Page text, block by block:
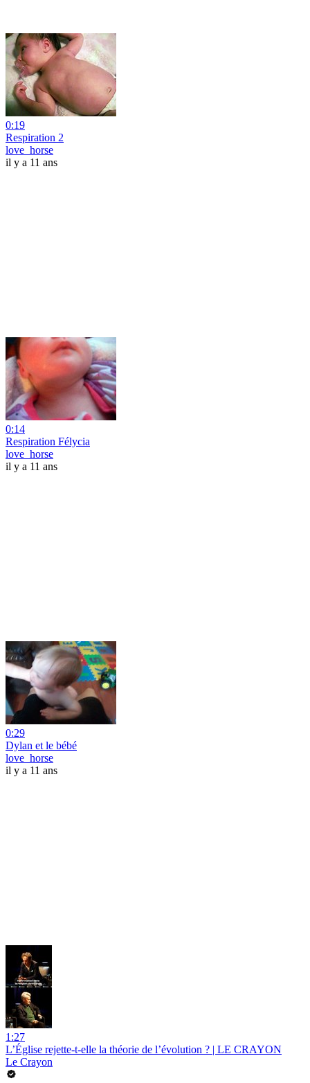
0:19
Respiration 2
love_horse
il y a 11 ans
0:14
Respiration Félycia
love_horse
il y a 11 ans
0:29
Dylan et le bébé
love_horse
il y a 11 ans
1:27
L’Église rejette-t-elle la théorie de l’évolution ? | LE CRAYON
Le Crayon